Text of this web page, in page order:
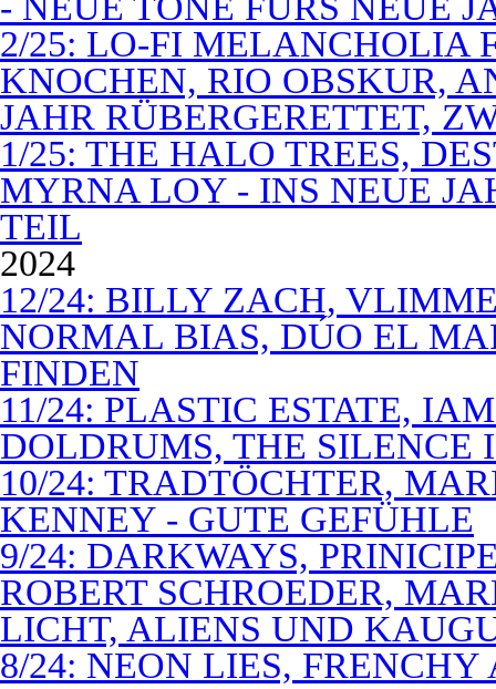
2/25: LO-FI MELANCHOLIA
KNOCHEN, RIO OBSKUR,
JAHR RÜBERGERETTET,
1/25: THE HALO TREES,
MYRNA LOY - INS NEUE
TEIL
2024
12/24: BILLY ZACH,
NORMAL BIAS, DÚO EL
FINDEN
11/24: PLASTIC ESTATE,
DOLDRUMS, THE SILENCE
10/24: TRADTÖCHTER,
KENNEY - GUTE GEFÜHLE
9/24: DARKWAYS,
ROBERT SCHROEDER,
LICHT, ALIENS UND
8/24: NEON LIES,